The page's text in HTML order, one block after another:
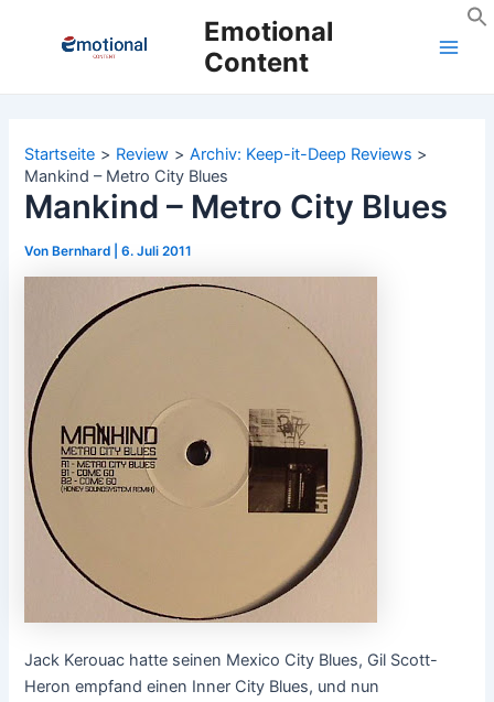
Emotional
Content
Startseite Review
Archiv: Keep-it-Deep Reviews
Mankind – Metro City Blues
Mankind – Metro City Blues
Von Bernhard |6. Juli 2011
Jack Kerouac hatte seinen Mexico City Blues, Gil Scott-
Heron empfand einen Inner City Blues, und nun